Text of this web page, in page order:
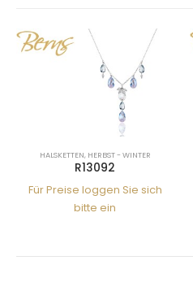
HALSKETTEN, HERBST - WINTER
R13092
Für Preise loggen Sie sich
bitte ein